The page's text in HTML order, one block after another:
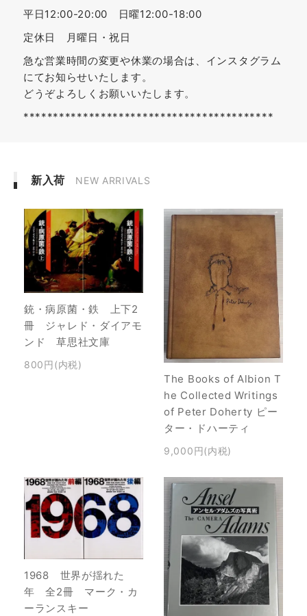
平日12:00-20:00 日曜12:00-18:00
定休日 月曜日・祝日
急な営業時間の変更や休業の場合は、インスタグラム
にてお知らせいたします。
どうぞよろしくお願いいたします。
******************************************
新入荷 NEW ARRIVALS
銃・病原菌・鉄 上下2
冊 ジャレド・ダイアモ
ンド 草思社文庫
800円(内税)
The Books of Albion T
he Collected Writings
of Peter Doherty ピー
ター・ドハーティ
9,000円(内税)
1968 世界が揺れた
年 全2冊 マーク・カ
ーランスキー